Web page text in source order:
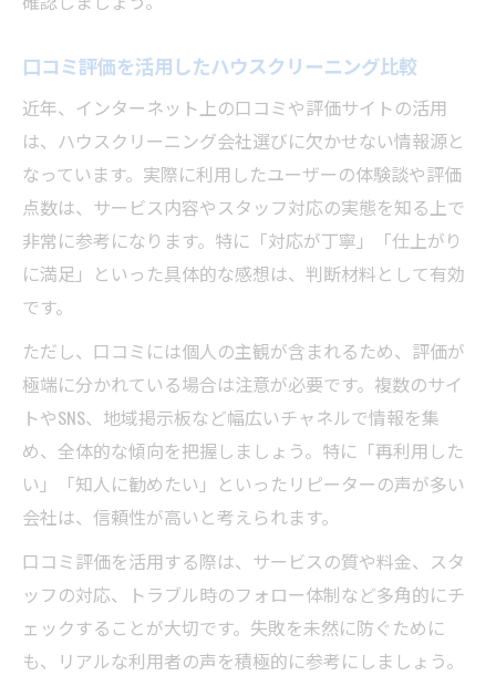
口コミ評価を活用したハウスクリーニング比較
近年、インターネット上の口コミや評価サイトの活用
は、ハウスクリーニング会社選びに欠かせない情報源と
なっています。実際に利用したユーザーの体験談や評価
点数は、サービス内容やスタッフ対応の実態を知る上で
非常に参考になります。特に「対応が丁寧」「仕上がり
に満足」といった具体的な感想は、判断材料として有効
です。
ただし、口コミには個人の主観が含まれるため、評価が
極端に分かれている場合は注意が必要です。複数のサイ
トやSNS、地域掲示板など幅広いチャネルで情報を集
め、全体的な傾向を把握しましょう。特に「再利用した
い」「知人に勧めたい」といったリピーターの声が多い
会社は、信頼性が高いと考えられます。
口コミ評価を活用する際は、サービスの質や料金、スタ
ッフの対応、トラブル時のフォロー体制など多角的にチ
ェックすることが大切です。失敗を未然に防ぐために
も、リアルな利用者の声を積極的に参考にしましょう。